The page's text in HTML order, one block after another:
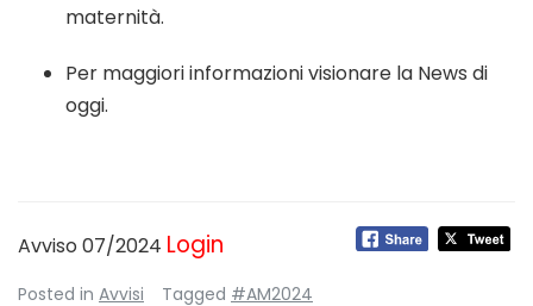
maternità.
Per maggiori informazioni visionare la News di
oggi.
Avviso 07/2024 Login
Posted in Avvisi Tagged #AM2024